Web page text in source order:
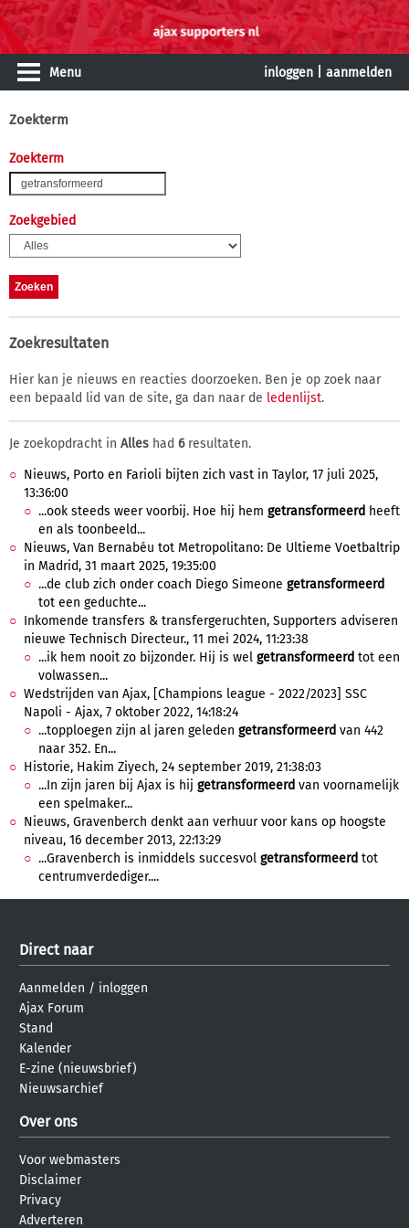
Menu inloggen aanmelden
Zoekterm
Zoekterm
Zoekgebied
Zoekresultaten
Hier kan je nieuws en reacties doorzoeken. Ben je op zoek naar
een bepaald lid van de site, ga dan naar de ledenlijst.
Je zoekopdracht in Alles had 6resultaten.
Nieuws, Porto en Farioli bijten zich vast in Taylor, 17 juli 2025,
13:36:00
...ook steeds weer voorbij. Hoe hij hem getransformeerd heeft
en als toonbeeld...
Nieuws, Van Bernabéu tot Metropolitano: De Ultieme Voetbaltrip
in Madrid, 31 maart 2025, 19:35:00
...de club zich onder coach Diego Simeone getransformeerd
tot een geduchte...
Inkomende transfers & transfergeruchten, Supporters adviseren
nieuwe Technisch Directeur., 11 mei 2024, 11:23:38
...ik hem nooit zo bijzonder. Hij is wel getransformeerd tot een
volwassen...
Wedstrijden van Ajax, [Champions league - 2022/2023] SSC
Napoli - Ajax, 7 oktober 2022, 14:18:24
...topploegen zijn al jaren geleden getransformeerd van 442
naar 352. En...
Historie, Hakim Ziyech, 24 september 2019, 21:38:03
...In zijn jaren bij Ajax is hij getransformeerd van voornamelijk
een spelmaker...
Nieuws, Gravenberch denkt aan verhuur voor kans op hoogste
niveau, 16 december 2013, 22:13:29
...Gravenberch is inmiddels succesvol getransformeerd tot
centrumverdediger....
Direct naar
Aanmelden / inloggen
Ajax Forum
Stand
Kalender
E-zine (nieuwsbrief)
Nieuwsarchief
Over ons
Voor webmasters
Disclaimer
Privacy
Adverteren